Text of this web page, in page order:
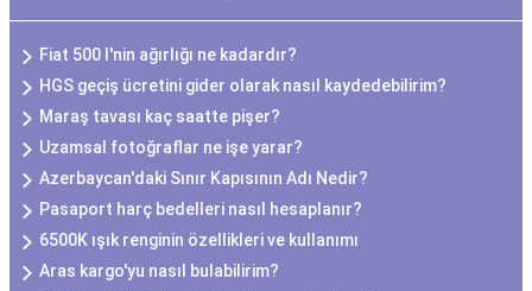
Fiat 500 l'nin ağırlığı ne kadardır?
HGS geçiş ücretini gider olarak nasıl kaydedebilirim?
Maraş tavası kaç saatte pişer?
Uzamsal fotoğraflar ne işe yarar?
Azerbaycan'daki Sınır Kapısının Adı Nedir?
Pasaport harç bedelleri nasıl hesaplanır?
6500K ışık renginin özellikleri ve kullanımı
Aras kargo'yu nasıl bulabilirim?